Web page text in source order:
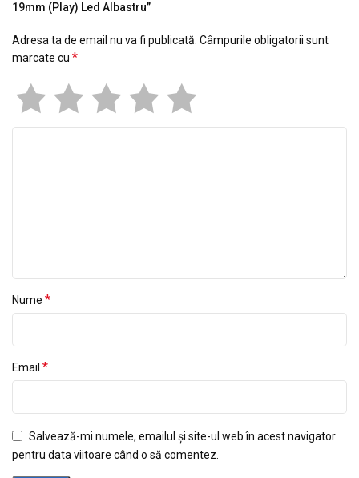
19mm (Play) Led Albastru”
Adresa ta de email nu va fi publicată. Câmpurile obligatorii sunt
marcate cu *
Nume *
Email *
Salvează-mi numele, emailul și site-ul web în acest navigator
pentru data viitoare când o să comentez.